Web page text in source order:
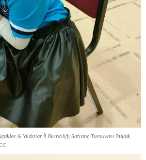
& Yıldızlar İl Birinciliği Satranç Turnuvası Büyük